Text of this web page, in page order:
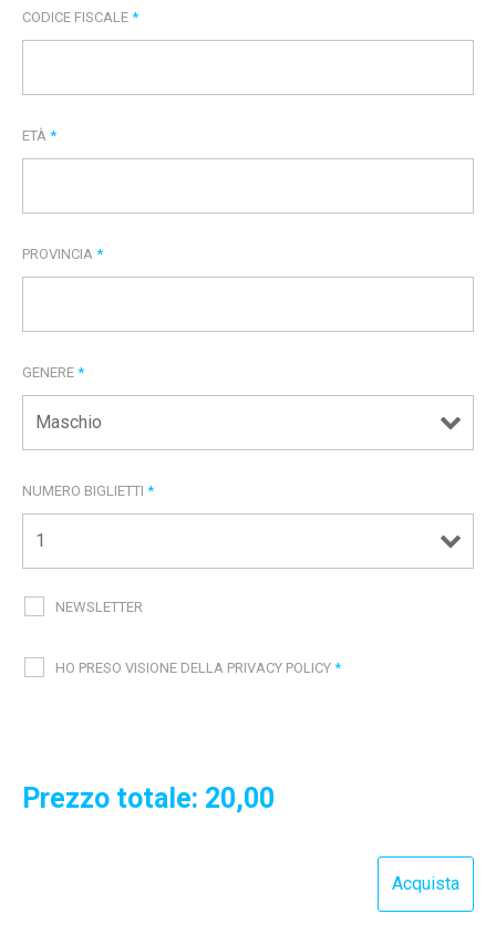
CODICE FISCALE *
ETÀ *
PROVINCIA *
GENERE *
NUMERO BIGLIETTI *
NEWSLETTER
HO PRESO VISIONE DELLA PRIVACY POLICY *
Prezzo totale: 20,00